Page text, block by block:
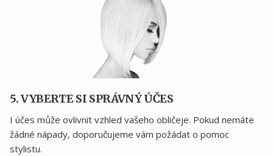
5. VYBERTE SI SPRÁVNÝ ÚČES
I účes může ovlivnit vzhled vašeho obličeje. Pokud nemáte
žádné nápady, doporučujeme vám požádat o pomoc
stylistu.